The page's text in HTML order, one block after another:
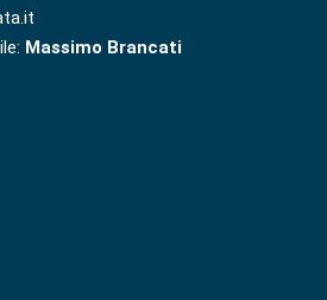
Massimo Brancati